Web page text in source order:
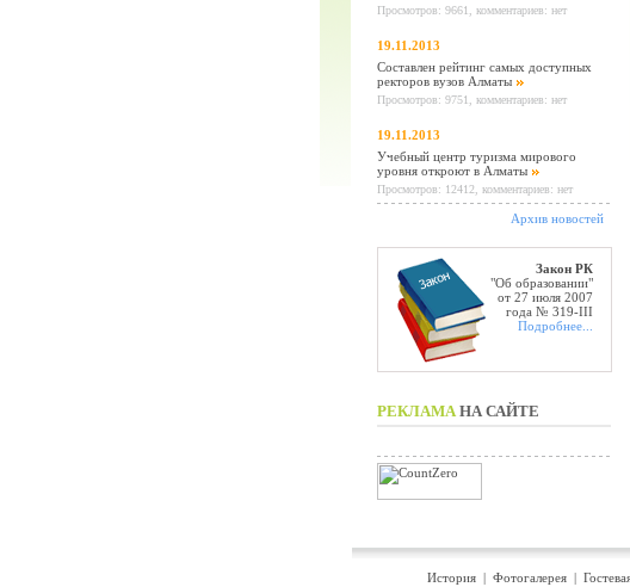
Просмотров: 9661, комментариев: нет
19.11.2013
Составлен рейтинг самых доступных
ректоров вузов Алматы
Просмотров: 9751, комментариев: нет
19.11.2013
Учебный центр туризма мирового
уровня откроют в Алматы
Просмотров: 12412, комментариев: нет
Архив новостей
Закон РК
"Об образовании"
от 27 июля 2007
года № 319-III
Подробнее...
РЕКЛАМАНА САЙТЕ
История | Фотогалерея |